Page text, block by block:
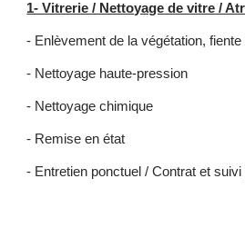
1- Vitrerie / Nettoyage de vitre /
- Enlèvement de la végétation,
- Nettoyage haute-pression
- Nettoyage chimique
- Remise en état
- Entretien ponctuel / Contrat et suivi